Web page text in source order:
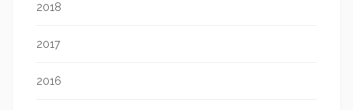
2018
2017
2016